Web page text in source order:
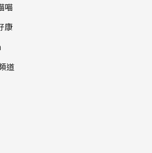
喵
康
道